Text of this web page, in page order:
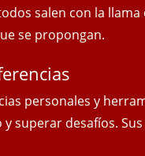
salen con la llama
se propongan.
personales y
superar desafíos.